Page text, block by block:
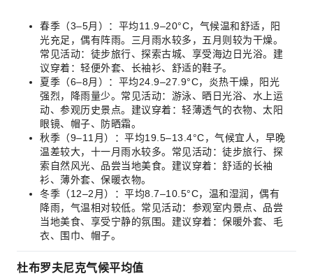
春季（3–5月）：平均11.9–20°C，气候温和舒适，阳
光充足，偶有阵雨。三月雨水较多，五月则较为干燥。
常见活动：徒步旅行、探索古城、享受海边日光浴。建
议穿着：轻便外套、长袖衫、舒适的鞋子。
夏季（6–8月）：平均24.9–27.9°C，炎热干燥，阳光
强烈，降雨量少。常见活动：游泳、晒日光浴、水上运
动、参观历史景点。建议穿着：轻薄透气的衣物、太阳
眼镜、帽子、防晒霜。
秋季（9–11月）：平均19.5–13.4°C，气候宜人，早晚
温差较大，十一月雨水较多。常见活动：徒步旅行、探
索自然风光、品尝当地美食。建议穿着：舒适的长袖
衫、薄外套、保暖衣物。
冬季（12–2月）：平均8.7–10.5°C，温和湿润，偶有
降雨，气温相对较低。常见活动：参观室内景点、品尝
当地美食、享受宁静的氛围。建议穿着：保暖外套、毛
衣、围巾、帽子。
杜布罗夫尼克气候平均值